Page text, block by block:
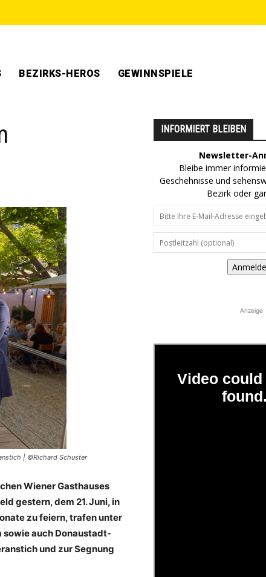
BEZIRKS-HEROS GEWINNSPIELE
| ©Richard Schuster
Wiener Gasthauses
gestern, dem 21. Juni, in
zu feiern, trafen unter
auch Donaustadt-
und zur Segnung
INFORMIERT BLEIBEN
Newsletter-
Bleibe immer
Geschehnisse und
Bezirk oder
Anzeige